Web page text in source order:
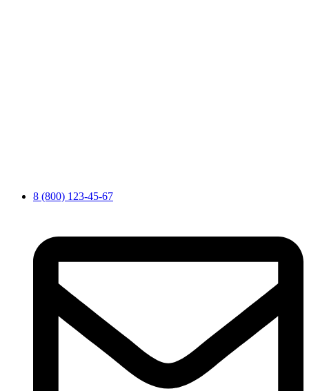
8 (800) 123-45-67